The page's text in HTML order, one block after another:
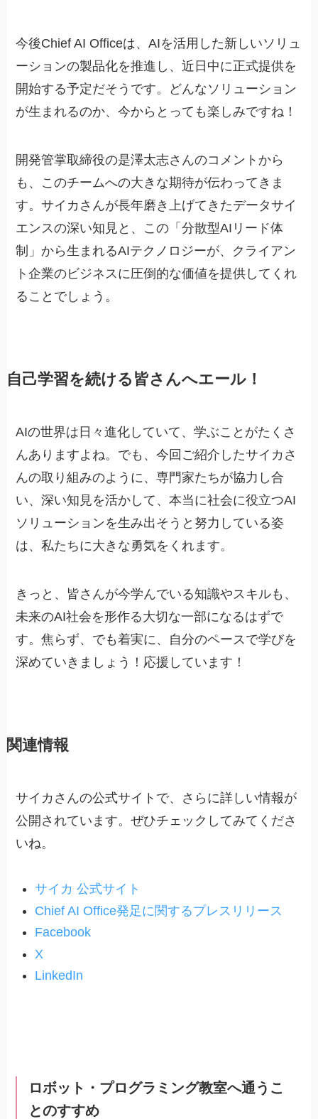
今後Chief AI Officeは、AIを活用した新しいソリュ
ーションの製品化を推進し、近日中に正式提供を
開始する予定だそうです。どんなソリューション
が生まれるのか、今からとっても楽しみですね！
開発管掌取締役の是澤太志さんのコメントから
も、このチームへの大きな期待が伝わってきま
す。サイカさんが長年磨き上げてきたデータサイ
エンスの深い知見と、この「分散型AIリード体
制」から生まれるAIテクノロジーが、クライアン
ト企業のビジネスに圧倒的な価値を提供してくれ
ることでしょう。
自己学習を続ける皆さんへエール！
AIの世界は日々進化していて、学ぶことがたくさ
んありますよね。でも、今回ご紹介したサイカさ
んの取り組みのように、専門家たちが協力し合
い、深い知見を活かして、本当に社会に役立つAI
ソリューションを生み出そうと努力している姿
は、私たちに大きな勇気をくれます。
きっと、皆さんが今学んでいる知識やスキルも、
未来のAI社会を形作る大切な一部になるはずで
す。焦らず、でも着実に、自分のペースで学びを
深めていきましょう！応援しています！
関連情報
サイカさんの公式サイトで、さらに詳しい情報が
公開されています。ぜひチェックしてみてくださ
いね。
サイカ 公式サイト
Chief AI Office発足に関するプレスリリース
Facebook
X
LinkedIn
ロボット・プログラミング教室へ通うこ
とのすすめ